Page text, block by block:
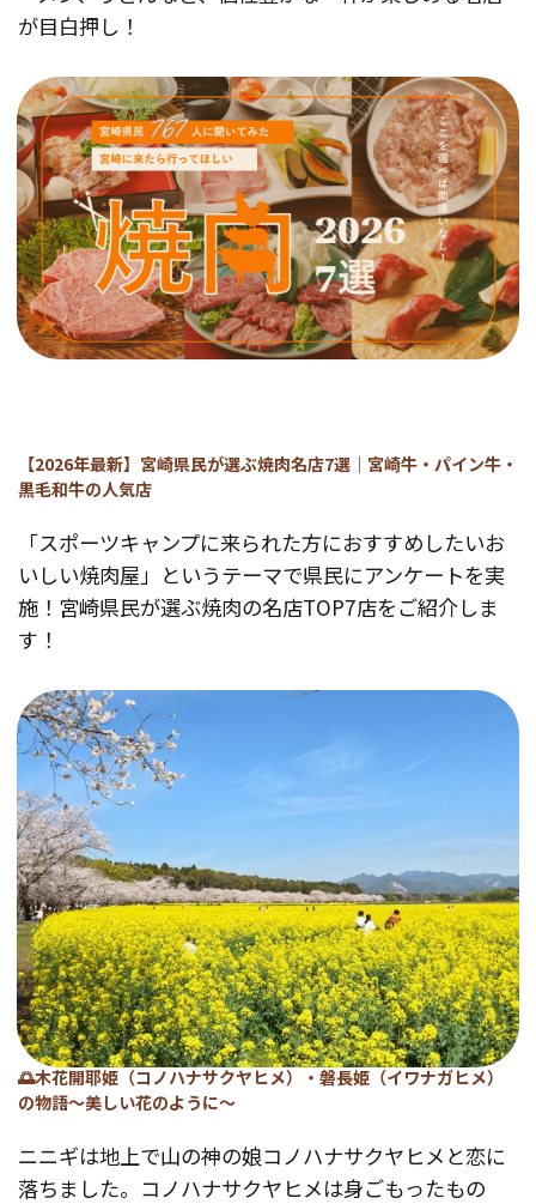
が目白押し！
【2026年最新】宮崎県民が選ぶ焼肉名店7選｜宮崎牛・パイン牛・
黒毛和牛の人気店
「スポーツキャンプに来られた方におすすめしたいお
いしい焼肉屋」というテーマで県民にアンケートを実
施！宮崎県民が選ぶ焼肉の名店TOP7店をご紹介しま
す！
🌅木花開耶姫（コノハナサクヤヒメ）・磐長姫（イワナガヒメ）
の物語～美しい花のように～
ニニギは地上で山の神の娘コノハナサクヤヒメと恋に
落ちました。コノハナサクヤヒメは身ごもったもの